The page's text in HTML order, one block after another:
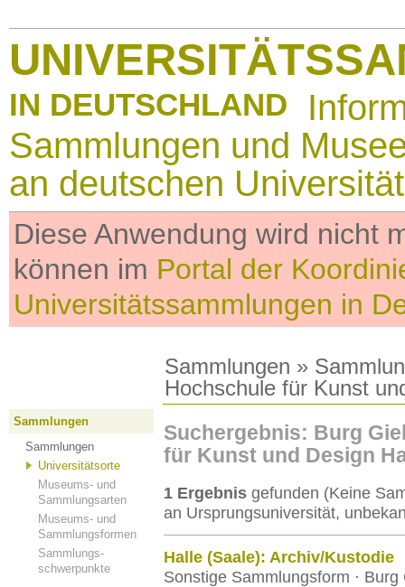
IN DEUTSCHLAND
Sammlungen und
an deutschen
Diese Anwendung wird nicht
können im Portal der
Universitätssammlungen in
Sammlungen »
Hochschule für Kunst
Sammlungen
Sammlungen
Universitätsorte
Museums- und
Sammlungsarten
Museums- und
Sammlungsformen
Sammlungs-
schwerpunkte
Suchergebnis: Burg
für Kunst und Design
1 Ergebnis gefunden (Keine
an Ursprungsuniversität,
Halle (Saale): Archiv/Kustodie
Sonstige Sammlungsform ·